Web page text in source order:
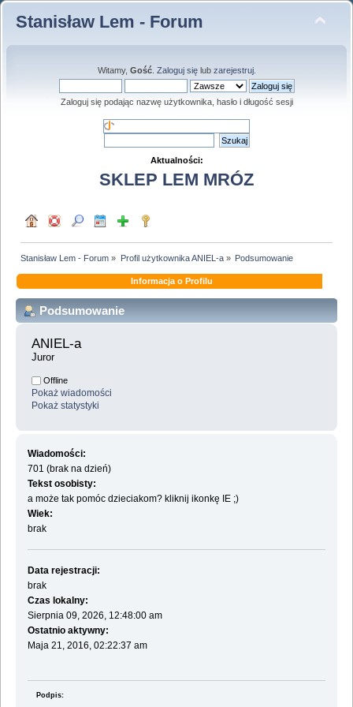
Stanisław Lem - Forum
Witamy, Gość. Zaloguj sięlub zarejestruj.
Zaloguj się podając nazwę użytkownika, hasło i długość sesji
Aktualności:
SKLEP LEM MRÓZ
Stanisław Lem - Forum » Profil użytkownika ANIEL-a» Podsumowanie
Informacja o Profilu
Podsumowanie
ANIEL-a
Juror
Offline
Pokaż wiadomości
Pokaż statystyki
Wiadomości:
701 (brak na dzień)
Tekst osobisty:
a może tak pomóc dzieciakom? kliknij ikonkę IE ;)
Wiek:
brak
Data rejestracji:
brak
Czas lokalny:
Sierpnia 09, 2026, 12:48:00 am
Ostatnio aktywny:
Maja 21, 2016, 02:22:37 am
Podpis: